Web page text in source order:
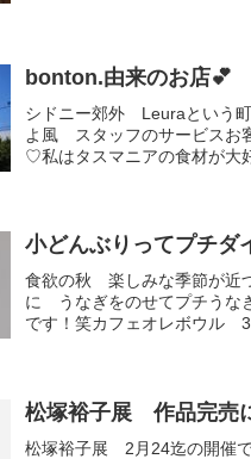
bonton.由来のお店💕
シドニー郊外 Leuraという
よ風 スタッフのサービスお
♡私はタスマニアの食材が大
小どんぶりってプチ
食欲の秋 楽しみな季節が近
に うなぎをのせてプチうな
です！笑カフェオレボウル
松塚裕子展 作品完売
松塚裕子展 2月24迄の開催